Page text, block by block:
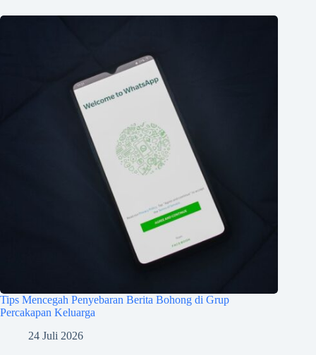
Tips Mencegah Penyebaran Berita Bohong di Grup
Percakapan Keluarga
24 Juli 2026